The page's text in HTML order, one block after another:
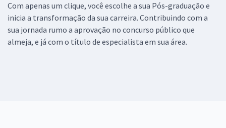
Com apenas um clique, você escolhe a sua Pós-graduação e
inicia a transformação da sua carreira. Contribuindo com a
sua jornada rumo a aprovação no concurso público que
almeja, e já com o título de especialista em sua área.